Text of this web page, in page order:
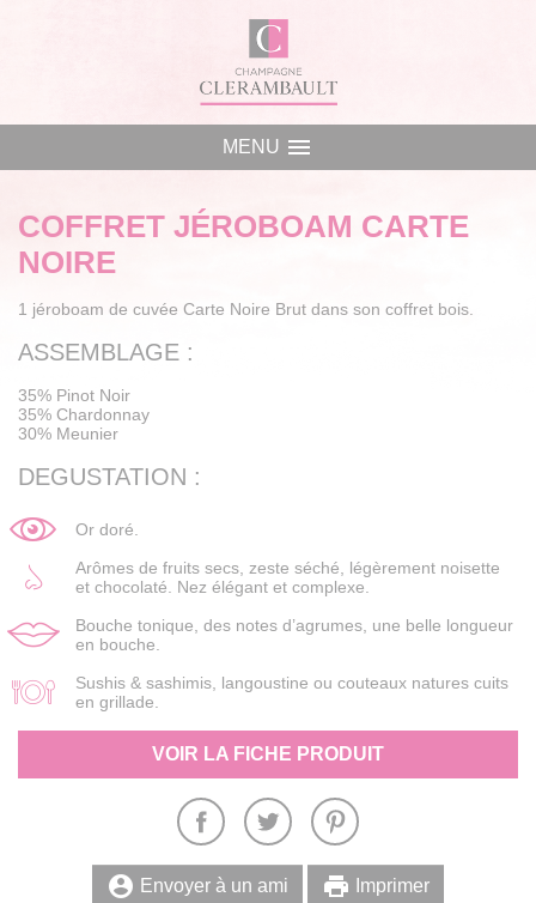
MENU menu
COFFRET JÉROBOAM CARTE
NOIRE
1 jéroboam de cuvée Carte Noire Brut dans son coffret bois.
ASSEMBLAGE :
35% Pinot Noir
35% Chardonnay
30% Meunier
DEGUSTATION :
Or doré.
Arômes de fruits secs, zeste séché, légèrement noisette
et chocolaté. Nez élégant et complexe.
Bouche tonique, des notes d’agrumes, une belle longueur
en bouche.
Sushis & sashimis, langoustine ou couteaux natures cuits
en grillade.
VOIR LA FICHE PRODUIT
account_circle Envoyer à un ami print Imprimer